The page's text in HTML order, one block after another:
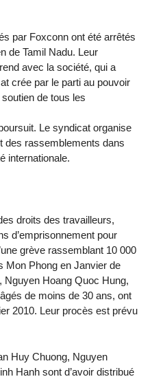
par Foxconn ont été arrêtés
de Tamil Nadu. Leur
avec la société, qui a
crée par le parti au pouvoir
soutien de tous les
Le syndicat organise
des rassemblements dans
internationale.
droits des travailleurs,
d’emprisonnement pour
grève rassemblant 10 000
Mon Phong en Janvier de
Nguyen Hoang Quoc Hung,
de moins de 30 ans, ont
2010. Leur procès est prévu
Huy Chuong, Nguyen
Hanh sont d’avoir distribué